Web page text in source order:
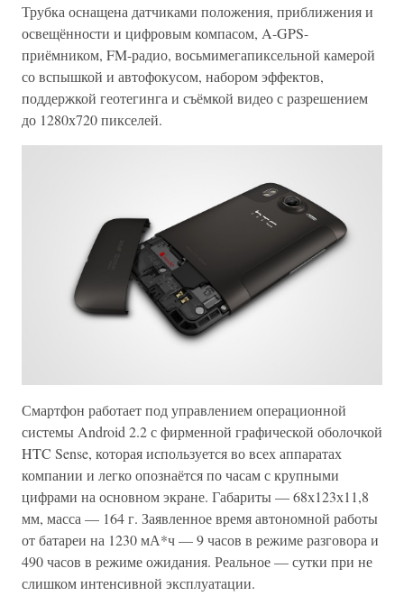
Трубка оснащена датчиками положения, приближения и
освещённости и цифровым компасом, A-GPS-
приёмником, FM-радио, восьмимегапиксельной камерой
со вспышкой и автофокусом, набором эффектов,
поддержкой геотегинга и съёмкой видео с разрешением
до 1280х720 пикселей.
Смартфон работает под управлением операционной
системы Android 2.2 с фирменной графической оболочкой
HTC Sense, которая используется во всех аппаратах
компании и легко опознаётся по часам с крупными
цифрами на основном экране. Габариты — 68х123х11,8
мм, масса — 164 г. Заявленное время автономной работы
от батареи на 1230 мА*ч — 9 часов в режиме разговора и
490 часов в режиме ожидания. Реальное — сутки при не
слишком интенсивной эксплуатации.